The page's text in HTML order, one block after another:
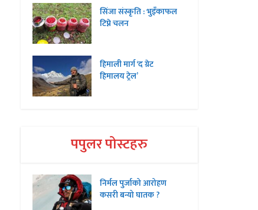
सिंजा संस्कृति : भुइँकाफल
टिप्ने चलन
हिमाली मार्ग ‘द ग्रेट
हिमालय ट्रेल’
पपुलर पोस्टहरु
निर्मल पुर्जाको आरोहण
कसरी बन्यो घातक ?